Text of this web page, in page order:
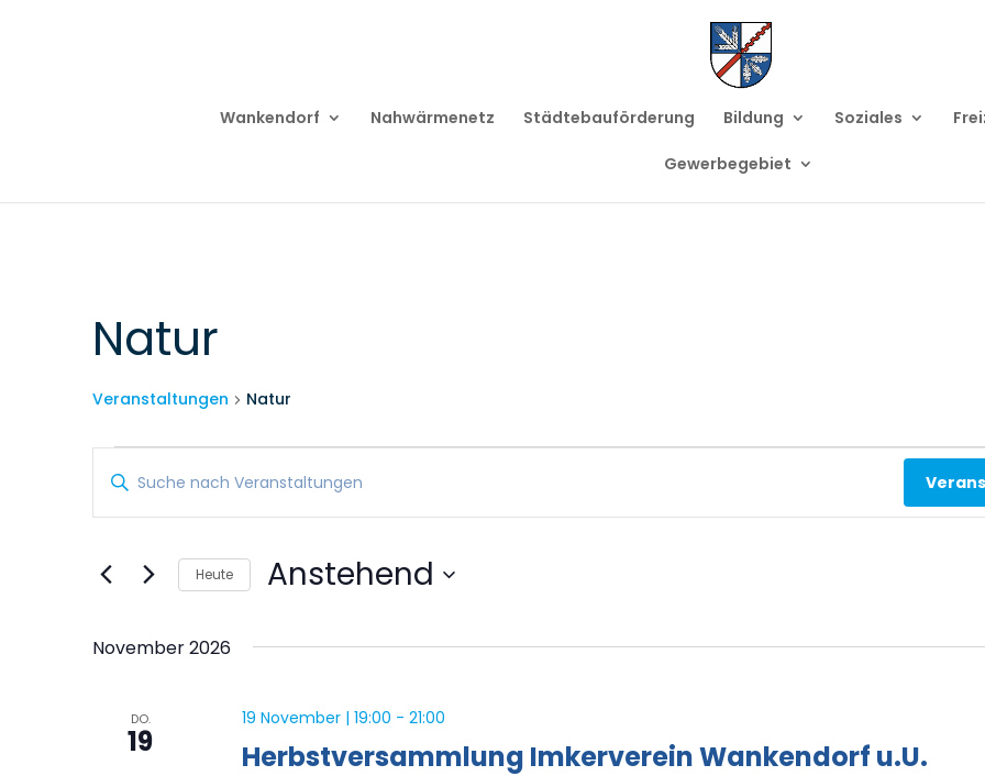
Wankendorf Nahwärmenetz Städtebauförderung Bildung Soziales
Gewerbegebiet
Natur
Veranstaltungen Natur
Veranstaltungen
Veranstaltungen
Suche
Ansichten,
Navigation
Bitte
Schlüsselwort
Suche
Veranstaltungen
Heute Anstehend
wählen.
November 2026
DO.
19 Herbstversammlung Imkerverein Wankendorf u.U.
19 November | 19:00 - 21:00